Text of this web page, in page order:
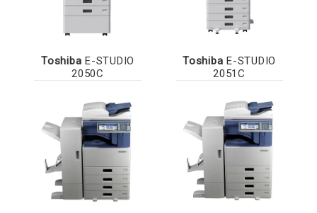
Toshiba E-STUDIO
2050C
Toshiba E-STUDIO
2051C